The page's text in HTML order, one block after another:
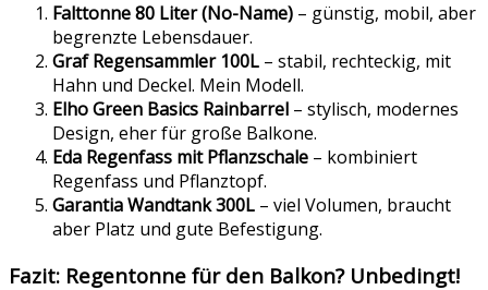
Falttonne 80 Liter (No-Name) – günstig, mobil, aber
begrenzte Lebensdauer.
Graf Regensammler 100L – stabil, rechteckig, mit
Hahn und Deckel. Mein Modell.
Elho Green Basics Rainbarrel – stylisch, modernes
Design, eher für große Balkone.
Eda Regenfass mit Pflanzschale – kombiniert
Regenfass und Pflanztopf.
Garantia Wandtank 300L – viel Volumen, braucht
aber Platz und gute Befestigung.
Fazit: Regentonne für den Balkon? Unbedingt!